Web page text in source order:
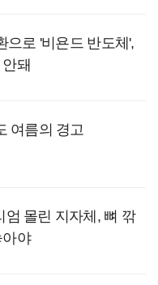
으로 '비욘드 반도체',
돼
여름의 경고
엄 몰린 지자체, 뼈 깎
야